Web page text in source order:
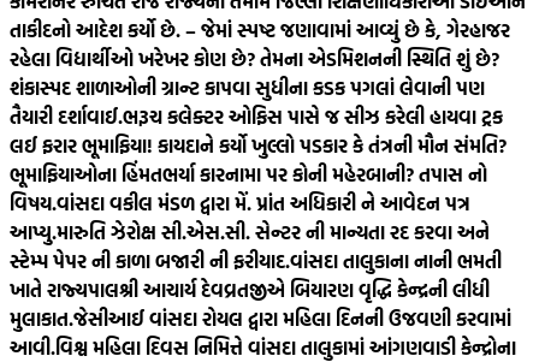
તાકીદનો આદેશ કર્યો છે. – જેમાં સ્પષ્ટ જણાવામાં આવ્યું છે કે, ગેરહાજર
રહેલા વિદ્યાર્થીઓ ખરેખર કોણ છે? તેમના એડમિશનની સ્થિતિ શું છે?
શંકાસ્પદ શાળાઓની ગ્રાન્ટ કાપવા સુધીના કડક પગલાં લેવાની પણ
તૈયારી દર્શાવાઈ.ભરૂચ કલેક્ટર ઓફિસ પાસે જ સીઝ કરેલી હાયવા ટ્રક
લઈ ફરાર ભૂમાફિયા! કાયદાને કર્યો ખુલ્લો પડકાર કે તંત્રની મૌન સંમતિ?
ભૂમાફિયાઓના હિંમતભર્યા કારનામા પર કોની મહેરબાની? તપાસ નો
વિષય.વાંસદા વકીલ મંડળ દ્વારા મેં. પ્રાંત અધિકારી ને આવેદન પત્ર
આપ્યુ.મારુતિ ઝેરોક્ષ સી.એસ.સી. સેન્ટર ની માન્યતા રદ કરવા અને
સ્ટેમ્પ પેપર ની કાળા બજારી ની ફરીયાદ.વાંસદા તાલુકાના નાની ભમતી
ખાતે રાજ્યપાલશ્રી આચાર્ય દેવવ્રતજીએ બિયારણ વૃદ્ધિ કેન્દ્રની લીધી
મુલાકાત.જેસીઆઈ વાંસદા રોયલ દ્વારા મહિલા દિનની ઉજવણી કરવામાં
આવી.વિશ્વ મહિલા દિવસ નિમિત્તે વાંસદા તાલુકામાં આંગણવાડી કેન્દ્રોના